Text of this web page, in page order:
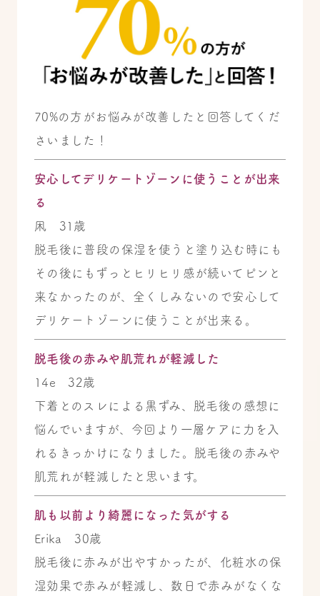
70%の方がお悩みが改善したと回答してくだ
さいました！
安心してデリケートゾーンに使うことが出来
る
凩 31歳
脱毛後に普段の保湿を使うと塗り込む時にも
その後にもずっとヒリヒリ感が続いてピンと
来なかったのが、全くしみないので安心して
デリケートゾーンに使うことが出来る。
脱毛後の赤みや肌荒れが軽減した
14e 32歳
下着とのスレによる黒ずみ、脱毛後の感想に
悩んでいますが、今回より一層ケアに力を入
れるきっかけになりました。脱毛後の赤みや
肌荒れが軽減したと思います。
肌も以前より綺麗になった気がする
Erika 30歳
脱毛後に赤みが出やすかったが、化粧水の保
湿効果で赤みが軽減し、数日で赤みがなくな